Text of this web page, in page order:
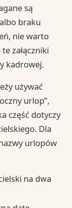
są
braku
nie warto
załączniki
kadrowej.
używać
urlop”,
część dotyczy
Dla
urlopów
na dwa